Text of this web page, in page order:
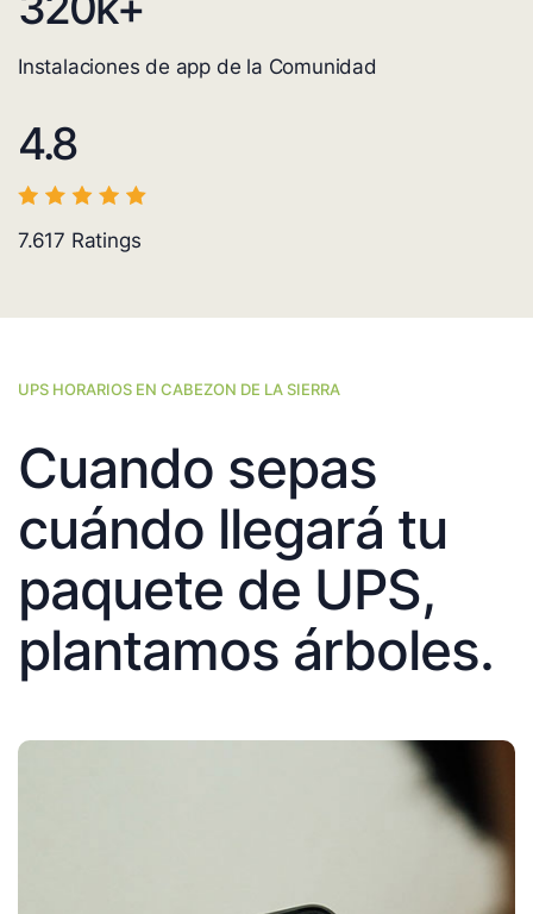
Instalaciones de app de la Comunidad
4.8
7.617 Ratings
UPS HORARIOS EN CABEZON DE LA SIERRA
Cuando sepas
cuándo llegará tu
paquete de UPS,
plantamos árboles.